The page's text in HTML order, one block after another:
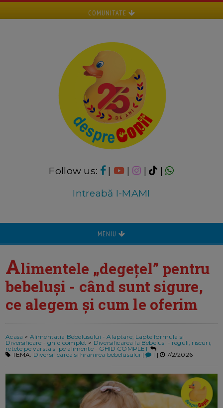
COMUNITATE
Follow us: | | |
|
Intreabă I-MAMI
MENIU
Alimentele „degețel” pentru
bebeluși - când sunt sigure,
ce alegem și cum le oferim
Acasa > Alimentatia Bebelusului - Alaptare, Lapte formula si
Diversificare - ghid complet > Diversificarea la Bebelusi - reguli, riscuri,
retete pe varsta si pe alimente - GHID COMPLET
TEMA: Diversificarea si hranirea bebelusului | 1 | 7/2/2026